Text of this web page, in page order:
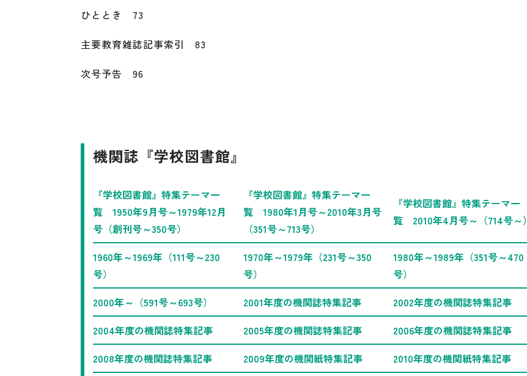
ひととき 73
主要教育雑誌記事索引 83
次号予告 96
機関誌『学校図書館』
『学校図書館』特集テーマ一
覧 1950年9月号～1979年12月
号（創刊号～350号）
『学校図書館』特集テーマ一
覧 1980年1月号～2010年3月号
（351号～713号）
『学校図書館』特集テーマ一
覧 2010年4月号～（714号～）
1960年～1969年（111号～230
号）
1970年～1979年（231号～350
号）
1980年～1989年（351号～470
号）
2000年～（591号～693号）
2001年度の機関誌特集記事 2002年度の機関誌特集記事
2004年度の機関誌特集記事
2005年度の機関誌特集記事 2006年度の機関誌特集記事
2008年度の機関誌特集記事
2009年度の機関紙特集記事 2010年度の機関紙特集記事